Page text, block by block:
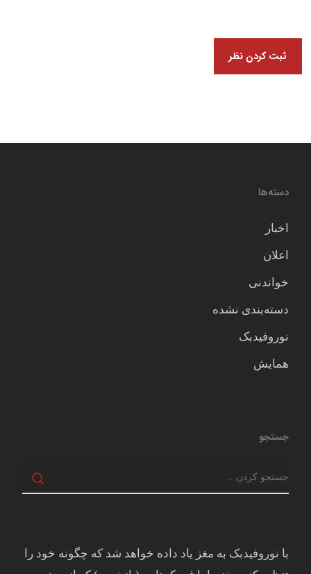
دسته‌ها
اخبار
اعلان
خواندنی
دسته‌بندی نشده
نوروفیدبک
همایش
جستجو
با نوروفیدبک به مغز ياد داده خواهد شد كه چگونه خود را